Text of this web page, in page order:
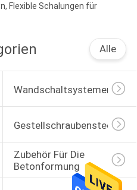
Flexible Schalungen für
Alle
Wandschaltsystemen
Zubehör Für Die
Betonformung